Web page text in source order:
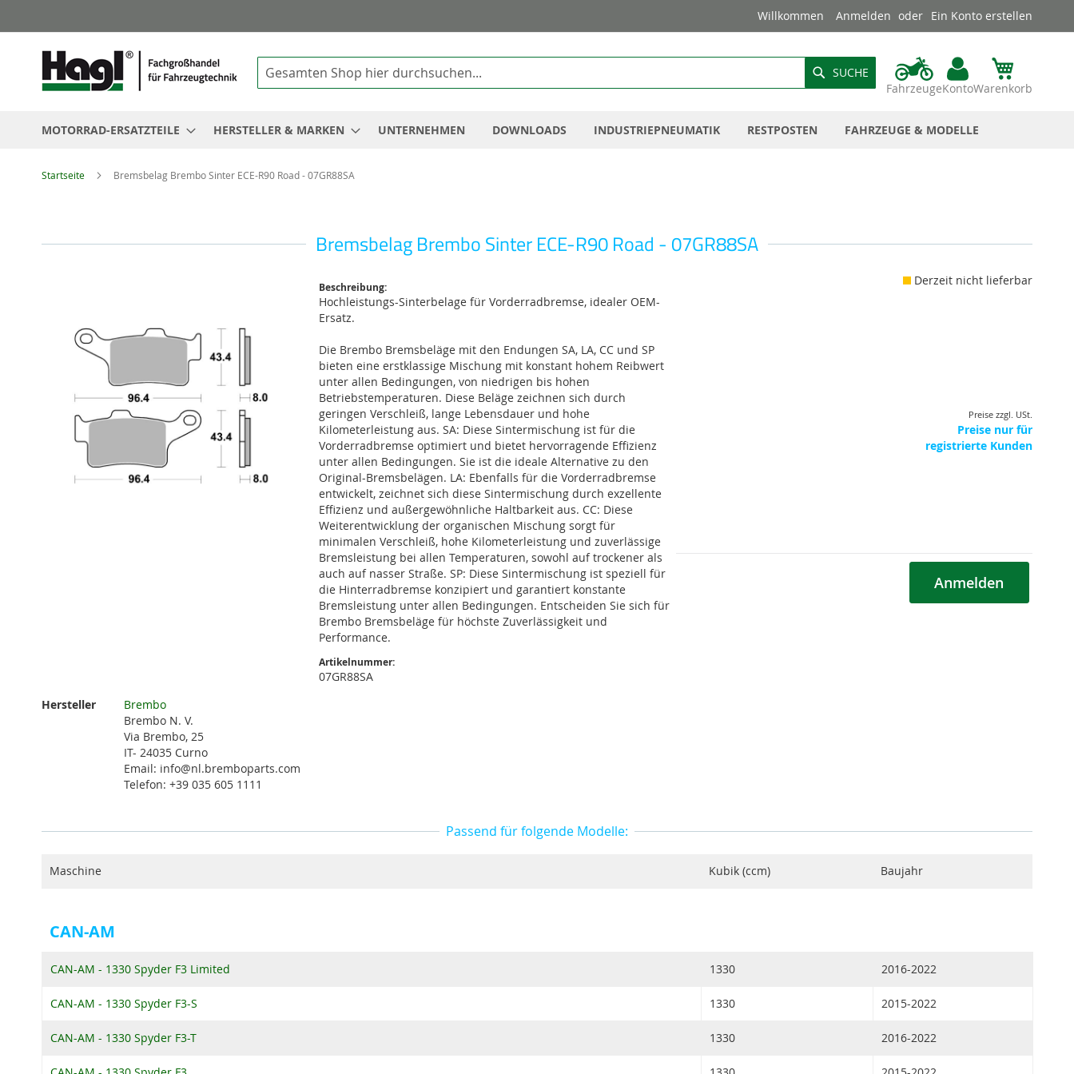
Inhalt
Willkommen Anmelden Ein Konto erstellen
FahrzeugeKontoWarenkorb
SUCHE
MOTORRAD-ERSATZTEILE HERSTELLER & MARKEN UNTERNEHMEN DOWNLOADS INDUSTRIEPNEUMATIK RESTPOSTEN FAHRZEUGE & MODELLE
Startseite Bremsbelag Brembo Sinter ECE-R90 Road - 07GR88SA
Bremsbelag Brembo Sinter ECE-R90 Road - 07GR88SA
Bildgalerie
springen
Beschreibung:
Hochleistungs-Sinterbelage für Vorderradbremse, idealer OEM-
Ersatz.
Die Brembo Bremsbeläge mit den Endungen SA, LA, CC und SP
bieten eine erstklassige Mischung mit konstant hohem Reibwert
unter allen Bedingungen, von niedrigen bis hohen
Betriebstemperaturen. Diese Beläge zeichnen sich durch
geringen Verschleiß, lange Lebensdauer und hohe
Kilometerleistung aus. SA: Diese Sintermischung ist für die
Vorderradbremse optimiert und bietet hervorragende Effizienz
unter allen Bedingungen. Sie ist die ideale Alternative zu den
Original-Bremsbelägen. LA: Ebenfalls für die Vorderradbremse
entwickelt, zeichnet sich diese Sintermischung durch exzellente
Effizienz und außergewöhnliche Haltbarkeit aus. CC: Diese
Weiterentwicklung der organischen Mischung sorgt für
minimalen Verschleiß, hohe Kilometerleistung und zuverlässige
Bremsleistung bei allen Temperaturen, sowohl auf trockener als
auch auf nasser Straße. SP: Diese Sintermischung ist speziell für
die Hinterradbremse konzipiert und garantiert konstante
Bremsleistung unter allen Bedingungen. Entscheiden Sie sich für
Brembo Bremsbeläge für höchste Zuverlässigkeit und
Performance.
Artikelnummer:
07GR88SA
Derzeit nicht lieferbar
Preise zzgl. USt.
Preise nur für
registrierte Kunden
Anmelden
Weitere
Hersteller
Brembo
Brembo N. V.
Via Brembo, 25
IT- 24035 Curno
Email: info@nl.bremboparts.com
Telefon: +39 035 605 1111
Passend für folgende Modelle:
Maschine Kubik (ccm) Baujahr
CAN-AM
CAN-AM - 1330 Spyder F3 Limited 1330 2016-2022
CAN-AM - 1330 Spyder F3-S 1330 2015-2022
CAN-AM - 1330 Spyder F3-T 1330 2016-2022